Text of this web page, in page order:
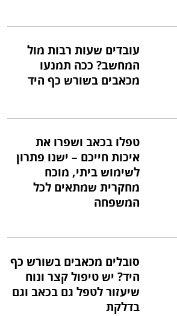
עובדים שעות רבות מול
המחשב? ככה תמנעו
מכאבים בשורש כף היד
טפלו בכאב ושפרו את
איכות חייכם – ישנו פתרון
לשימוש ביתי, מוכח
מחקרית שמתאים לכל
המשפחה
סובלים מכאבים בשורש כף
היד? יש טיפול קצר ונוח
שיעזור לטפל גם בכאב וגם
בדלקת